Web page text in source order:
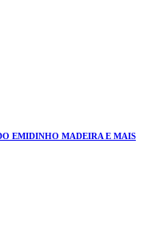
EMIDINHO MADEIRA E MAIS